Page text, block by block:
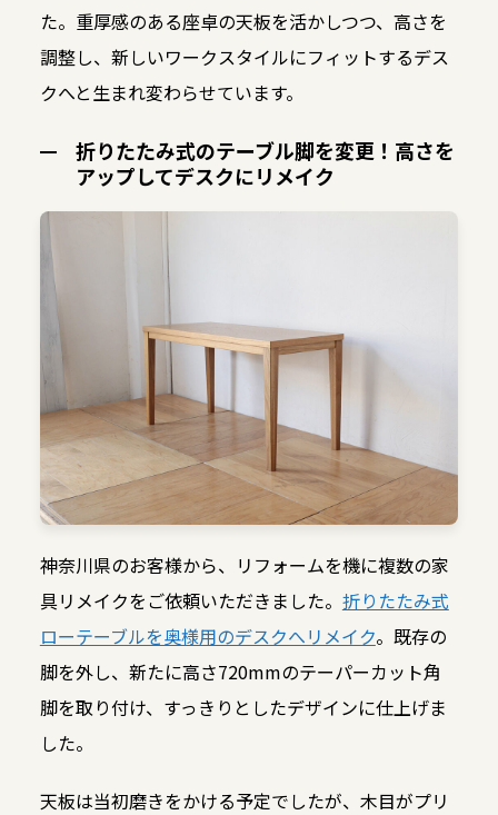
た。重厚感のある座卓の天板を活かしつつ、高さを
調整し、新しいワークスタイルにフィットするデス
クへと生まれ変わらせています。
折りたたみ式のテーブル脚を変更！高さを
アップしてデスクにリメイク
神奈川県のお客様から、リフォームを機に複数の家
具リメイクをご依頼いただきました。 折りたたみ式
ローテーブルを奥様用のデスクへリメイク。既存の
脚を外し、新たに高さ720mmのテーパーカット角
脚を取り付け、すっきりとしたデザインに仕上げま
した。
天板は当初磨きをかける予定でしたが、木目がプリ